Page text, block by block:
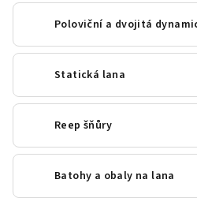
Poloviční a dvojitá
Statická lana
Reep šňůry
Batohy a obaly na lana